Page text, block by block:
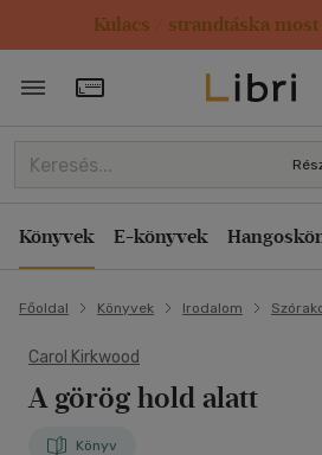
Kulacs / strandtáska most
Törzsvásárlói Kártya adatai
Könyvek E-könyvek
Főoldal Könyvek Irodalom
Carol Kirkwood
A görög hold alatt
Könyv